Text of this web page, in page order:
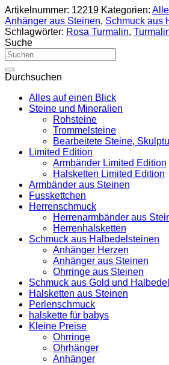
Artikelnummer: 12219 Kategorien:
Anhänger aus Steinen, Schmuck aus
Schlagwörter: Rosa Turmalin,
Suche
Suche
nach:
Durchsuchen
Alles auf einen Blick
Steine und Mineralien
Rohsteine
Trommelsteine
Bearbeitete Steine,
Limited Edition
Armbänder Limited Edition
Halsketten Limited Edition
Armbänder aus Steinen
Fusskettchen
Herrenschmuck
Herrenarmbänder aus
Herrenhalsketten
Schmuck aus Halbedelsteinen
Anhänger Herzen
Anhänger aus Steinen
Ohrringe aus Steinen
Schmuck aus Gold und
Halsketten aus Steinen
Perlenschmuck
halskette für babys
Kleine Preise
Ohrringe
Ohrhänger
Anhänger